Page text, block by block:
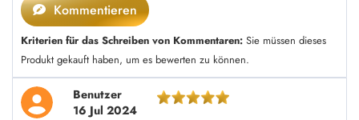
Kommentieren
Kriterien für das Schreiben von Kommentaren: Sie müssen dieses
Produkt gekauft haben, um es bewerten zu können.
Benutzer
16 Jul 2024